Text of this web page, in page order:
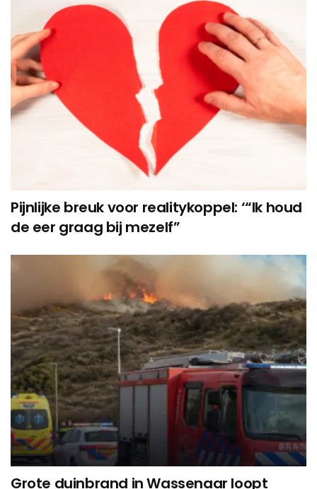
Pijnlijke breuk voor realitykoppel: ‘“Ik houd
de eer graag bij mezelf”
Grote duinbrand in Wassenaar loopt